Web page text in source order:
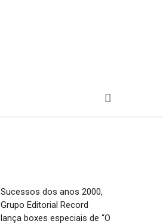
Sucessos dos anos 2000,
Grupo Editorial Record
lança boxes especiais de “O